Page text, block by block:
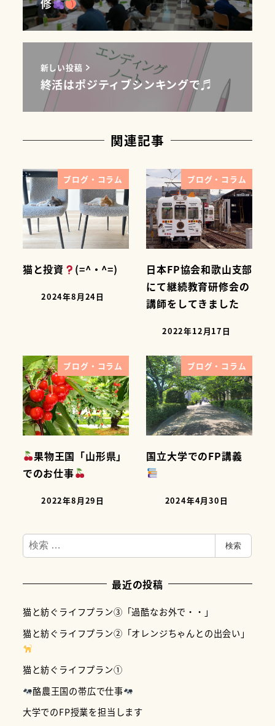
新しい投稿
終活はポジティブシンキングで♬
関連記事
ブログ・コラム
猫と投資 (=^・^=)
2024年8月24日
ブログ・コラム
日本FP協会和歌山支部
にて継続教育研修会の
講師をしてきました
2022年12月17日
ブログ・コラム
果物王国「山形県」
でのお仕事
2022年8月29日
ブログ・コラム
国立大学でのFP講義
2024年4月30日
検
索
検索
最近の投稿
猫と紡ぐライフプラン③「過酷なお外で・・」
猫と紡ぐライフプラン②「オレンジちゃんとの出会い」
猫と紡ぐライフプラン①
酪農王国の帯広で仕事
大学でのFP授業を担当します